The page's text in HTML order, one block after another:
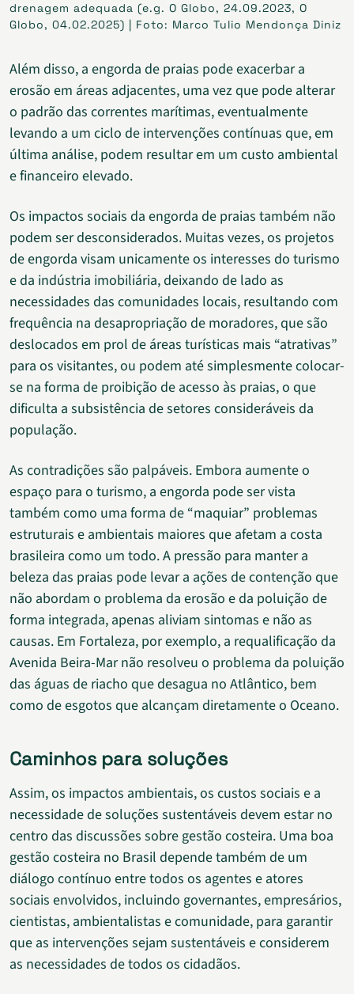
drenagem adequada (e.g. O Globo, 24.09.2023, O
Globo, 04.02.2025) | Foto: Marco Tulio Mendonça Diniz
Além disso, a engorda de praias pode exacerbar a
erosão em áreas adjacentes, uma vez que pode alterar
o padrão das correntes marítimas, eventualmente
levando a um ciclo de intervenções contínuas que, em
última análise, podem resultar em um custo ambiental
e financeiro elevado.
Os impactos sociais da engorda de praias também não
podem ser desconsiderados. Muitas vezes, os projetos
de engorda visam unicamente os interesses do turismo
e da indústria imobiliária, deixando de lado as
necessidades das comunidades locais, resultando com
frequência na desapropriação de moradores, que são
deslocados em prol de áreas turísticas mais “atrativas”
para os visitantes, ou podem até simplesmente colocar-
se na forma de proibição de acesso às praias, o que
dificulta a subsistência de setores consideráveis da
população.
As contradições são palpáveis. Embora aumente o
espaço para o turismo, a engorda pode ser vista
também como uma forma de “maquiar” problemas
estruturais e ambientais maiores que afetam a costa
brasileira como um todo. A pressão para manter a
beleza das praias pode levar a ações de contenção que
não abordam o problema da erosão e da poluição de
forma integrada, apenas aliviam sintomas e não as
causas. Em Fortaleza, por exemplo, a requalificação da
Avenida Beira-Mar não resolveu o problema da poluição
das águas de riacho que desagua no Atlântico, bem
como de esgotos que alcançam diretamente o Oceano.
Caminhos para soluções
Assim, os impactos ambientais, os custos sociais e a
necessidade de soluções sustentáveis devem estar no
centro das discussões sobre gestão costeira. Uma boa
gestão costeira no Brasil depende também de um
diálogo contínuo entre todos os agentes e atores
sociais envolvidos, incluindo governantes, empresários,
cientistas, ambientalistas e comunidade, para garantir
que as intervenções sejam sustentáveis e considerem
as necessidades de todos os cidadãos.